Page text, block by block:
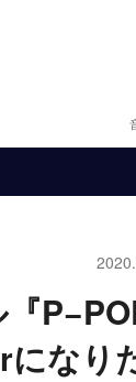
なり